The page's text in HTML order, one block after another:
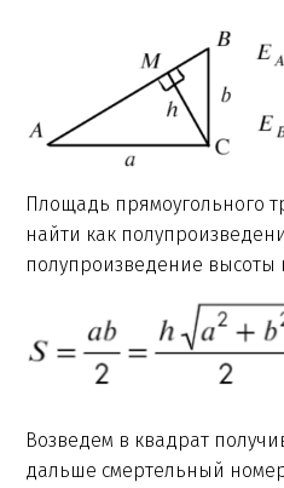
Площадь прямоугольного
найти как
полупроизведение высоты
Возведем в квадрат
дальше смертельный